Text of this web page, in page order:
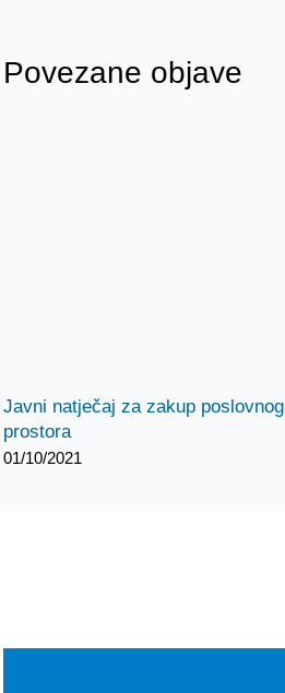
Povezane objave
Javni natječaj za zakup poslovnog
prostora
01/10/2021